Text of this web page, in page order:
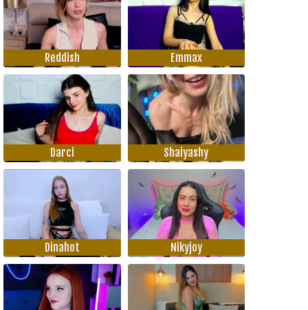
Reddish Emmax
Darci Shaiyashy
Dinahot Nikyjoy